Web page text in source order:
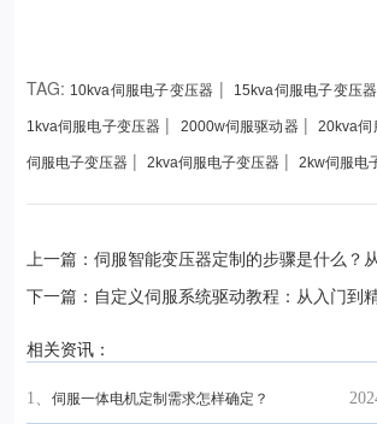
TAG: 10kva伺服电子变压器 | 15kva伺服电子变压器
1kva伺服电子变压器 | 2000w伺服驱动器|20kva伺
伺服电子变压器 | 2kva伺服电子变压器 | 2kw伺服电
上一篇：伺服智能变压器定制的步骤是什么？
下一篇：自定义伺服系统驱动教程：从入门到
相关资讯：
1、 伺服一体电机定制需求怎样确定？